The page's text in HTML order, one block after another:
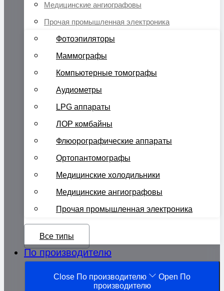
Медицинские ангиографовы
Прочая промышленная электроника
Фотоэпиляторы
Маммографы
Компьютерные томографы
Аудиометры
LPG аппараты
ЛОР комбайны
Флюорографические аппараты
Ортопантомографы
Медицинские холодильники
Медицинские ангиографовы
Прочая промышленная электроника
Все типы
По производителю
Close По производителю
Open По
производителю